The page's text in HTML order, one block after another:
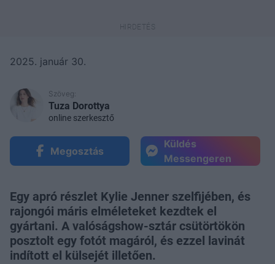
2025. január 30.
Szöveg:
Tuza Dorottya
online szerkesztő
Megosztás
Küldés
Messengeren
Egy apró részlet Kylie Jenner szelfijében, és
rajongói máris elméleteket kezdtek el
gyártani. A valóságshow-sztár csütörtökön
posztolt egy fotót magáról, és ezzel lavinát
indított el külsejét illetően.